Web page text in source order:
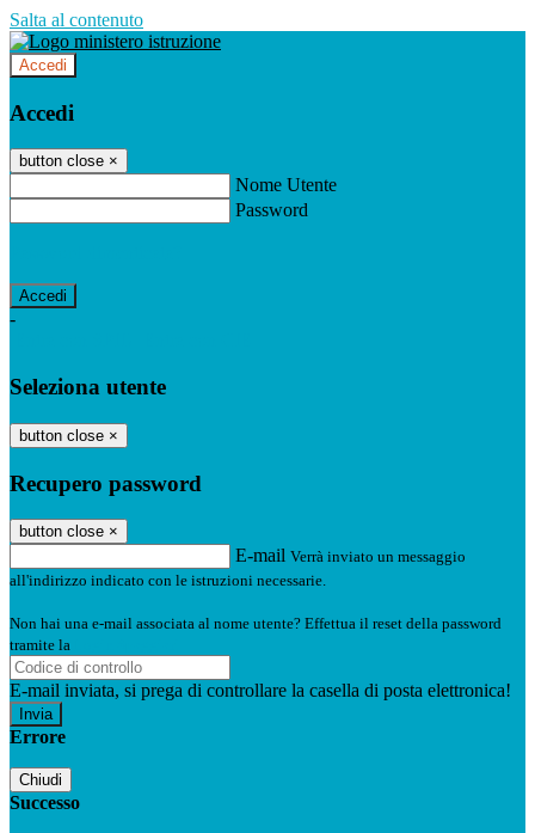
Salta al contenuto
Accedi
Accedi
button close ×
Nome Utente
Password
-
Seleziona utente
button close ×
Recupero password
button close ×
E-mail Verrà inviato un messaggio
all'indirizzo indicato con le istruzioni necessarie.
Non hai una e-mail associata al nome utente? Effettua il reset della password
tramite la
E-mail inviata, si prega di controllare la casella di posta elettronica!
Errore
Chiudi
Successo